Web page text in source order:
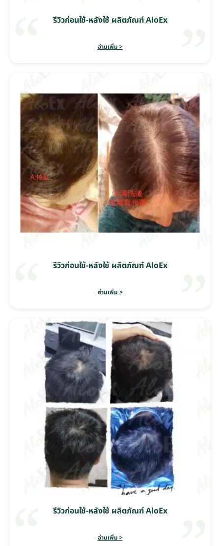
รีวิวก่อนใช้-หลังใช้ ผลิตภัณฑ์ AloEx
อ่านเพิ่ม >
รีวิวก่อนใช้-หลังใช้ ผลิตภัณฑ์ AloEx
อ่านเพิ่ม >
รีวิวก่อนใช้-หลังใช้ ผลิตภัณฑ์ AloEx
อ่านเพิ่ม >